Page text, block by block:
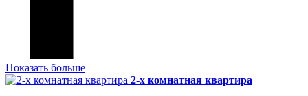
Показать больше
2-х комнатная квартира